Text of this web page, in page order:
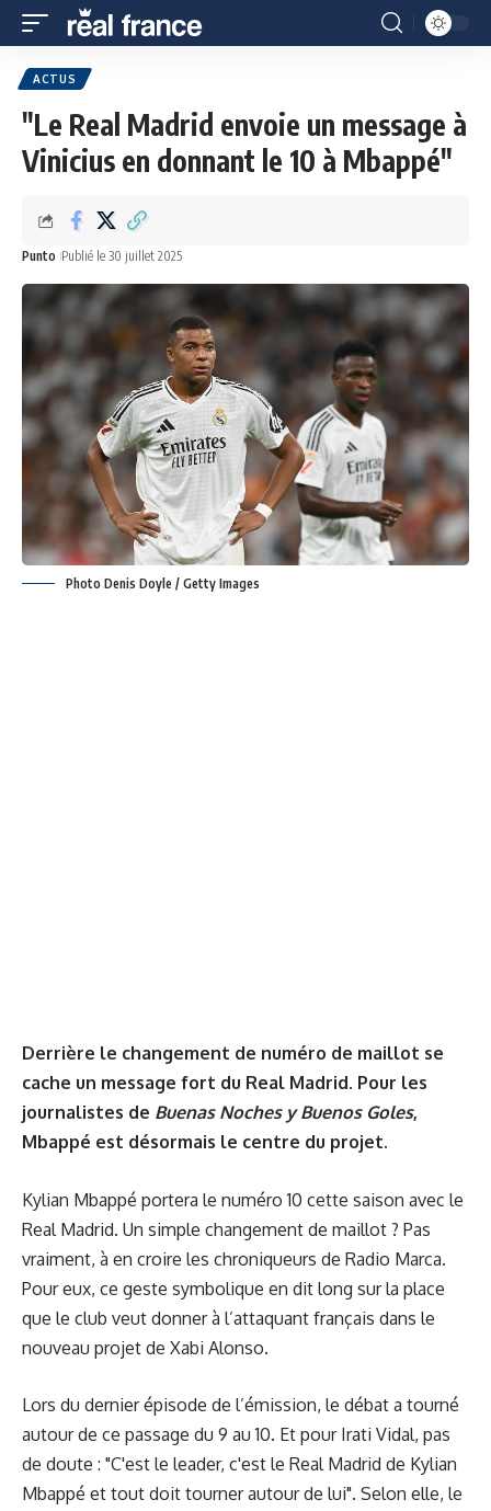
ACTUS
"Le Real Madrid envoie un message à
Vinicius en donnant le 10 à Mbappé"
Punto Publié le 30 juillet 2025
Photo Denis Doyle / Getty Images
Derrière le changement de numéro de maillot se
cache un message fort du Real Madrid. Pour les
journalistes de Buenas Noches y Buenos Goles,
Mbappé est désormais le centre du projet.
Kylian Mbappé portera le numéro 10 cette saison avec le
Real Madrid. Un simple changement de maillot ? Pas
vraiment, à en croire les chroniqueurs de Radio Marca.
Pour eux, ce geste symbolique en dit long sur la place
que le club veut donner à l’attaquant français dans le
nouveau projet de Xabi Alonso.
Lors du dernier épisode de l’émission, le débat a tourné
autour de ce passage du 9 au 10. Et pour Irati Vidal, pas
de doute : "C'est le leader, c'est le Real Madrid de Kylian
Mbappé et tout doit tourner autour de lui". Selon elle, le